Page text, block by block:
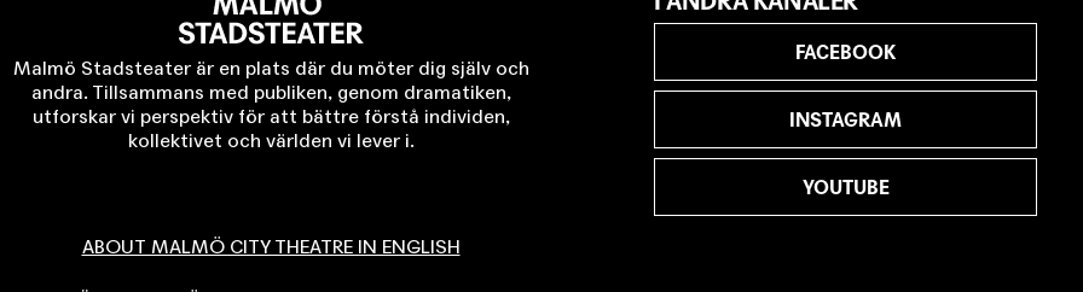
Malmö Stadsteater är en plats där du möter dig själv och
andra. Tillsammans med publiken, genom dramatiken,
utforskar vi perspektiv för att bättre förstå individen,
kollektivet och världen vi lever i.
ABOUT MALMÖ CITY THEATRE IN ENGLISH
FACEBOOK
INSTAGRAM
YOUTUBE